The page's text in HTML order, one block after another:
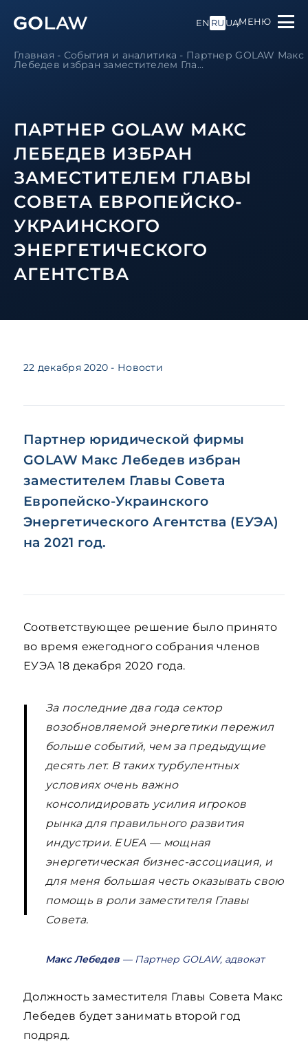
EN RU UAМЕНЮ
Главная - События и аналитика - Партнер GOLAW Макс
Лебедев избран заместителем Гла...
ПАРТНЕР GOLAW МАКС
ЛЕБЕДЕВ ИЗБРАН
ЗАМЕСТИТЕЛЕМ ГЛАВЫ
СОВЕТА ЕВРОПЕЙСКО-
УКРАИНСКОГО
ЭНЕРГЕТИЧЕСКОГО
АГЕНТСТВА
22 декабря 2020 - Новости
Партнер юридической фирмы
GOLAW Макс Лебедев избран
заместителем Главы Совета
Европейско-Украинского
Энергетического Агентства (ЕУЭА)
на 2021 год.
Соответствующее решение было принято
во время ежегодного собрания членов
ЕУЭА 18 декабря 2020 года.
За последние два года сектор
возобновляемой энергетики пережил
больше событий, чем за предыдущие
десять лет. В таких турбулентных
условиях очень важно
консолидировать усилия игроков
рынка для правильного развития
индустрии. EUEA — мощная
энергетическая бизнес-ассоциация, и
для меня большая честь оказывать свою
помощь в роли заместителя Главы
Совета.
Макс Лебедев — Партнер GOLAW, адвокат
Должность заместителя Главы Совета Макс
Лебедев будет занимать второй год
подряд.